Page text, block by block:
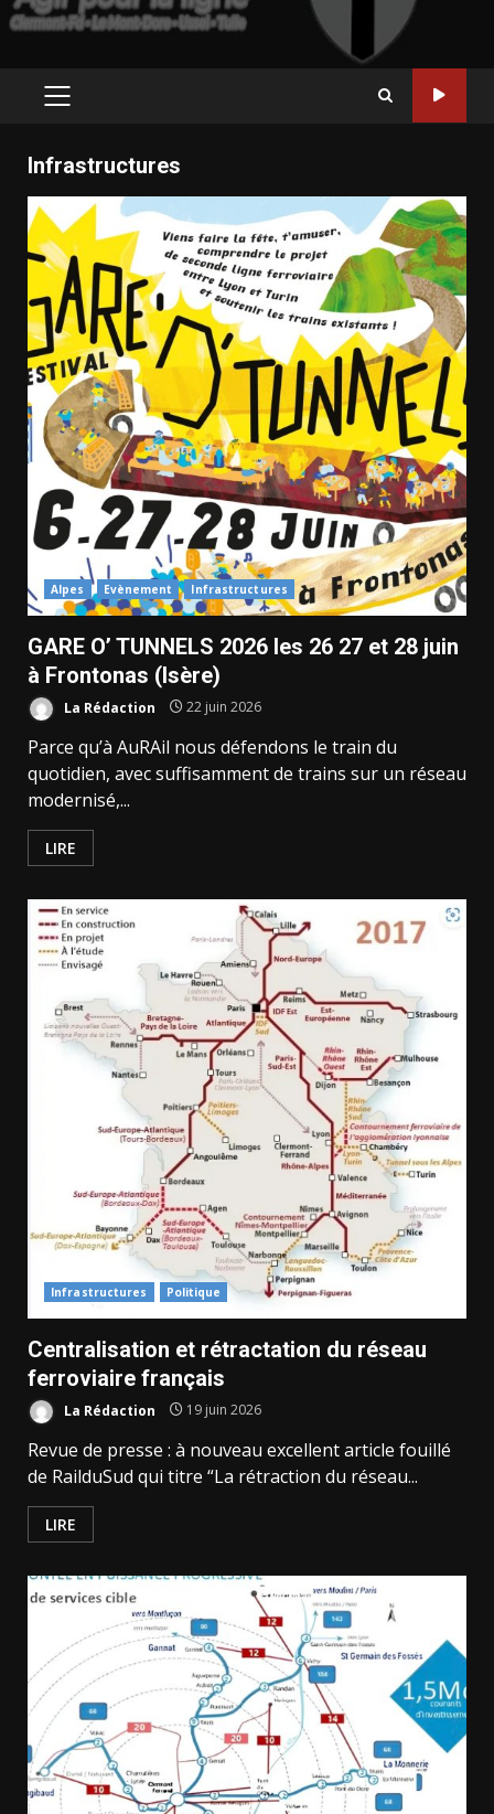
PRIMARY
Infrastructures
Alpes Evènement Infrastructures
GARE O’ TUNNELS 2026 les 26 27 et 28 juin
à Frontonas (Isère)
La Rédaction 22 juin 2026
Parce qu’à AuRAil nous défendons le train du
quotidien, avec suffisamment de trains sur un réseau
modernisé,...
LIRE
Infrastructures Politique
Centralisation et rétractation du réseau
ferroviaire français
La Rédaction 19 juin 2026
Revue de presse : à nouveau excellent article fouillé
de RailduSud qui titre “La rétraction du réseau...
LIRE